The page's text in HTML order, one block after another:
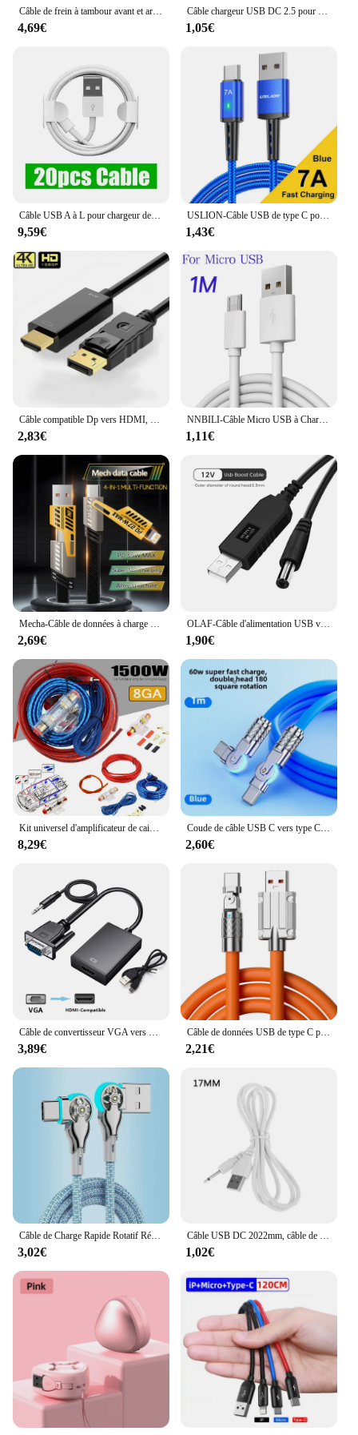
Câble de frein à tambour avant et arrière avec vis, pour scooter, cyclomoteur, vélo électrique, Hurbike, 1250/1350/1800/1950/2000mm
4,69€
Câble chargeur USB DC 2.5 pour vibromasseur, aste, pour jouets adultes, accessoires de massage, alimentation USB universelle
1,05€
Câble USB A à L pour chargeur de données, 1m, 3 pieds, 8 broches, directions pour téléphone 6, 6s, 7, 8 plus, x, xr, xs max, 11, 12, 13, 14, 10-50 pièces
9,59€
USLION-Câble USB de type C pour MacPle, Xiaomi, Samsung et Huawei, cordon de charge rapide et transfert de données, 7A
1,43€
2,83€
NNBILI-Câble Micro USB à Charge Rapide et Haute Vitesse, pour Samsung Galaxy S7, Dock, PS4, MP3, TV, Android, Instructions des Données du Matin, 1/1, 2m
1,11€
2,69€
OLAF-Câble d'alimentation USB vers DC, 5V à 12V, convertisseur Boost, 8 Cave, USB vers DC Jack, câble de charge pour routeur WiFi, mini ventilateur, haut-parleur
1,90€
8,29€
Coude de câble USB C vers type C, rotation résistante à 180 °, charge super rapide, Samsung S24 S23 S22 Ultra, Huawei, ordinateur portable, diviseur de données, 60W, PD
2,60€
3,89€
Câble de données USB de type C pour téléphone portable Xiaomi, 120W SnapFast Charge, coude de jeu rotatif résistant à 180, chargeur de téléphone portable, câble de données
2,21€
Câble de Charge Rapide Rotatif Résistant à 180 °, Alliage Micro Type C, Câble de Données pour Huawei, Samsung, Xiaomi, Accessoire de Chargeur de Téléphone Tressé
3,02€
Câble USB DC 2022mm, câble de recharge 2.5, USB 2.5, câble Mono
1,02€